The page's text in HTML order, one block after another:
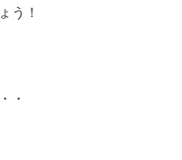
う！
・